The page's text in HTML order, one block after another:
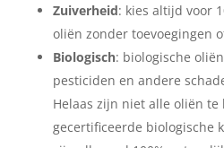
Zuiverheid: kies altijd voor
oliën zonder toevoegingen
Biologisch: biologische
pesticiden en andere
Helaas zijn niet alle oliën te
gecertificeerde biologische